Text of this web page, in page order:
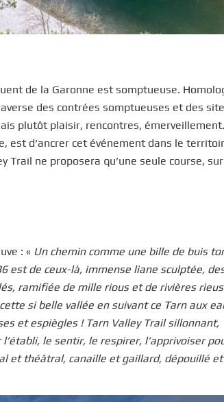
de la Garonne est somptueuse.
des contrées somptueuses et des
plutôt plaisir, rencontres,
est d’ancrer cet événement dans le
Trail ne proposera qu’une seule course,
: « Un chemin comme une bille de buis
est de ceux-là, immense liane sculptée,
ramifiée de mille rious et de rivières
si belle vallée en suivant ce Tarn aux
et espiègles ! Tarn Valley Trail sillonnant,
le sentir, le respirer, l’apprivoiser
et théâtral, canaille et gaillard, dépouillé et